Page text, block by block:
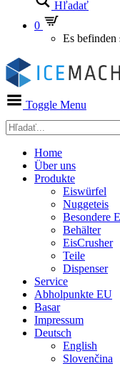
Hľadať
0
Es befinden
Toggle Menu
Home
Über uns
Produkte
Eiswürfel
Nuggeteis
Besondere
Behälter
EisCrusher
Teile
Dispenser
Service
Abholpunkte EU
Basar
Impressum
Deutsch
English
Slovenčina